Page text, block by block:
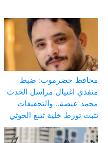
محافظ حضرموت: ضبط
منفذي اغتيال مراسل الحدث
محمد عيضة.. والتحقيقات
تثبت تورط خلية تتبع الحوثي